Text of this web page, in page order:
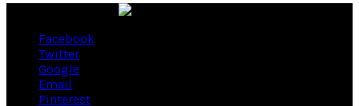
Facebook
Twitter
Google
Email
Pinterest